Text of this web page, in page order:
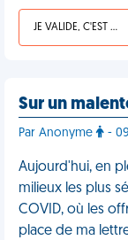
JE VALIDE, C'EST UNE VDM
Sur un
Par Anonyme -
Aujourd'hui, en
milieux les plus
COVID, où les
place de ma